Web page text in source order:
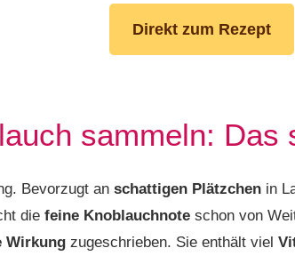
Direkt zum Rezept
sammeln: Das
Bevorzugt an schattigen Plätzchen in
die feine Knoblauchnote schon von
Wirkung zugeschrieben. Sie enthält viel